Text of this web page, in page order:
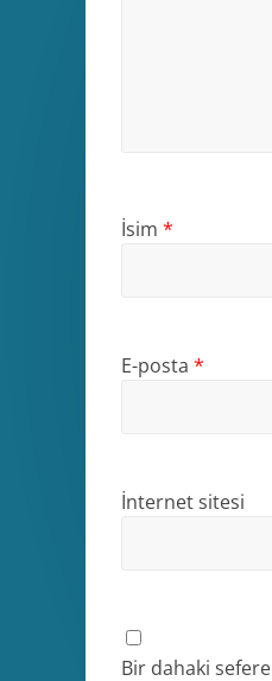
İsim *
E-posta *
İnternet sitesi
Bir dahaki